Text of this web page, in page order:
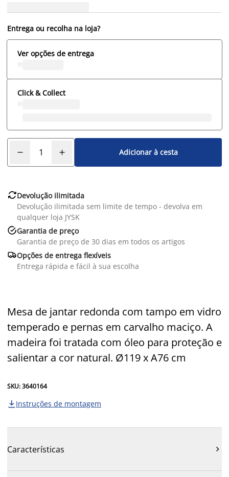
Entrega ou recolha na loja?
Ver opções de entrega
Click & Collect
Adicionar à cesta
Devolução ilimitada
Devolução ilimitada sem limite de tempo - devolva em
qualquer loja JYSK
Garantia de preço
Garantia de preço de 30 dias em todos os artigos
Opções de entrega flexíveis
Entrega rápida e fácil à sua escolha
Mesa de jantar redonda com tampo em vidro
temperado e pernas em carvalho maciço. A
madeira foi tratada com óleo para proteção e
salientar a cor natural. Ø119 x A76 cm
SKU: 3640164
 Instruções de montagem
Características 